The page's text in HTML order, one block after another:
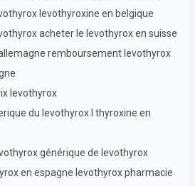
levothyroxine en belgique
acheter le levothyrox en suisse
remboursement levothyrox
levothyrox
du levothyrox l thyroxine en
générique de levothyrox
en espagne levothyrox pharmacie